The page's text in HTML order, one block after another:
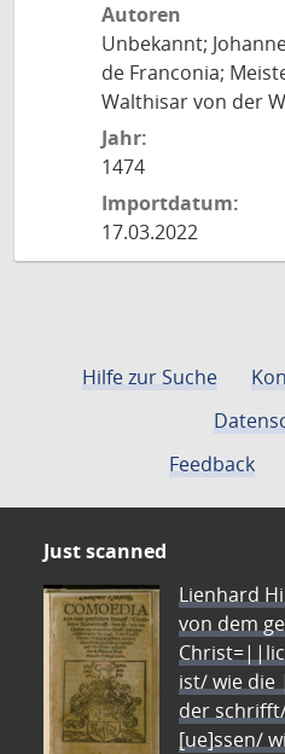
Autoren
Unbekannt;
de Franconia;
Walthisar von der
Jahr:
1474
Importdatum:
17.03.2022
Hilfe zur Suche
Feedback
Just scanned
Lienhard
von dem
ist/ wie
der
[ue]ssen/